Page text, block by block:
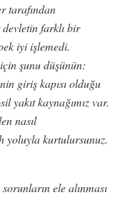
tarafından
farklı bir
iyi işlemedi.
şunu düşünün:
giriş kapısı olduğu
yakıt kaynağımız var.
nasıl
yoluyla kurtulursunuz.
ele alınması